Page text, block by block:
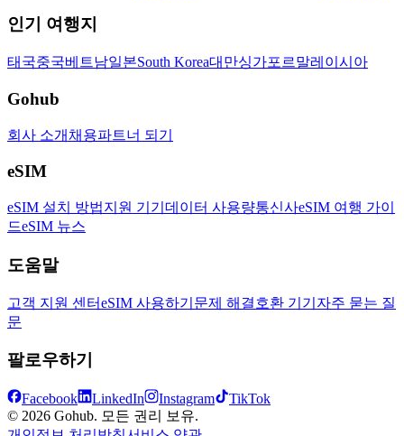
인기 여행지
태국중국베트남일본South Korea대만싱가포르말레이시아
Gohub
회사 소개 채용파트너 되기
eSIM
eSIM 설치 방법지원 기기 데이터 사용량통신사eSIM 여행 가이
드eSIM 뉴스
도움말
고객 지원 센터eSIM 사용하기 문제 해결호환 기기 자주 묻는 질
문
팔로우하기
Facebook LinkedIn Instagram
TikTok
© 2026 Gohub. 모든 권리 보유.